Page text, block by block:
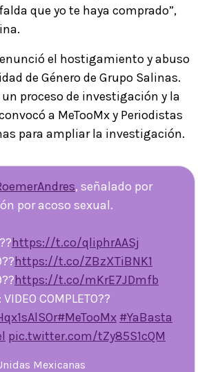
que yo te haya comprado”,
el hostigamiento y abuso
de Género de Grupo Salinas.
proceso de investigación y la
a MeTooMx y Periodistas
para ampliar la investigación.
, señalado por
por acoso sexual.
https://t.co/qliphrAASj
https://t.co/ZBzXTiBNK1
https://t.co/mKrE7JDmfb
COMPLETO??
#MeTooMx #YaBasta
pic.twitter.com/tZy85S1cQM
Mexicanas